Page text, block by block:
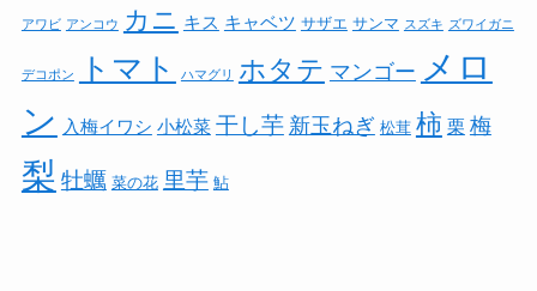
アワビ アンコウ カニ キス キャベツ サザエ サンマ スズキ ズワイガニ
デコポン トマト ハマグリ ホタテ マンゴー メロ
ン 入梅イワシ 小松菜 干し芋 新玉ねぎ 松茸 柿 栗 梅
梨 牡蠣 菜の花 里芋 鮎